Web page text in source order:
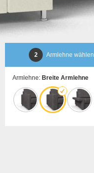
2 Armlehne wählen
Armlehne: Breite Armlehne